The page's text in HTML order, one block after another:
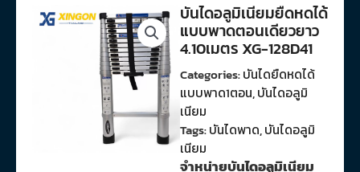
บันไดอลูมิเนียมยืดหดได้
แบบพาดตอนเดียวยาว
4.10เมตร XG-128D41
Categories:บันไดยืดหดได้
แบบพาด1ตอน,บันไดอลูมิ
เนียม
Tags:บันไดพาด,บันไดอลูมิ
เนียม
จำหน่ายบันไดอลูมิเนียม